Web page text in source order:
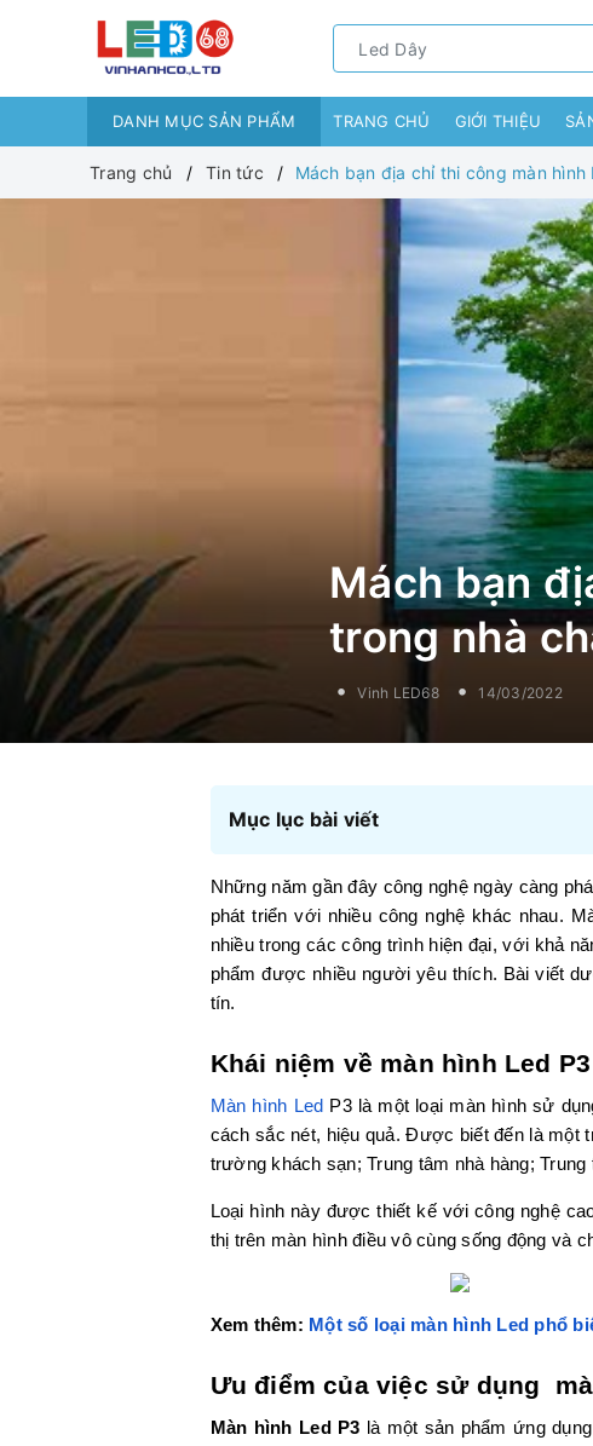
DANH MỤC SẢN PHẨM TRANG CHỦ GIỚI THIỆU
Trang chủ Tin tức Mách bạn địa chỉ thi công màn
Mách bạn
trong nhà
Vinh LED68 14/03/2022
Mục lục bài viết
Những năm gần đây công nghệ ngày càng
phát triển với nhiều công nghệ khác nhau.
nhiều trong các công trình hiện đại, với khả
phẩm được nhiều người yêu thích. Bài viết
tín.
Khái niệm về màn hình Led
Màn hình Led P3 là một loại màn hình sử
cách sắc nét, hiệu quả. Được biết đến là một
trường khách sạn; Trung tâm nhà hàng;
Loại hình này được thiết kế với công nghệ
thị trên màn hình điều vô cùng sống động và
Xem thêm: Một số loại màn hình Led phổ
Ưu điểm của việc sử dụng
Màn hình Led P3 là một sản phẩm ứng